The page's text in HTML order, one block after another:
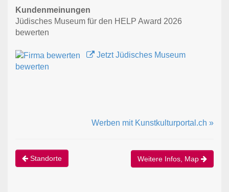
Kundenmeinungen
Jüdisches Museum für den HELP Award 2026
bewerten
Jetzt Jüdisches Museum
bewerten
Werben mit Kunstkulturportal.ch »
Standorte Weitere Infos, Map